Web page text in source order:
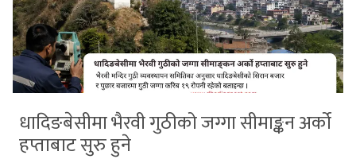
धादिङबेसीमा भैरवी गुठीको जग्गा सीमाङ्कन अर्को
हप्ताबाट सुरु हुने